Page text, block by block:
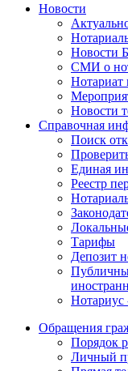
Новости
Новости
СМИ о
Нотариат
Новости
Справочная
Поиск
Единая
Реестр
Тарифы
Депозит
Нотариус
Обращения
Порядок
Личный